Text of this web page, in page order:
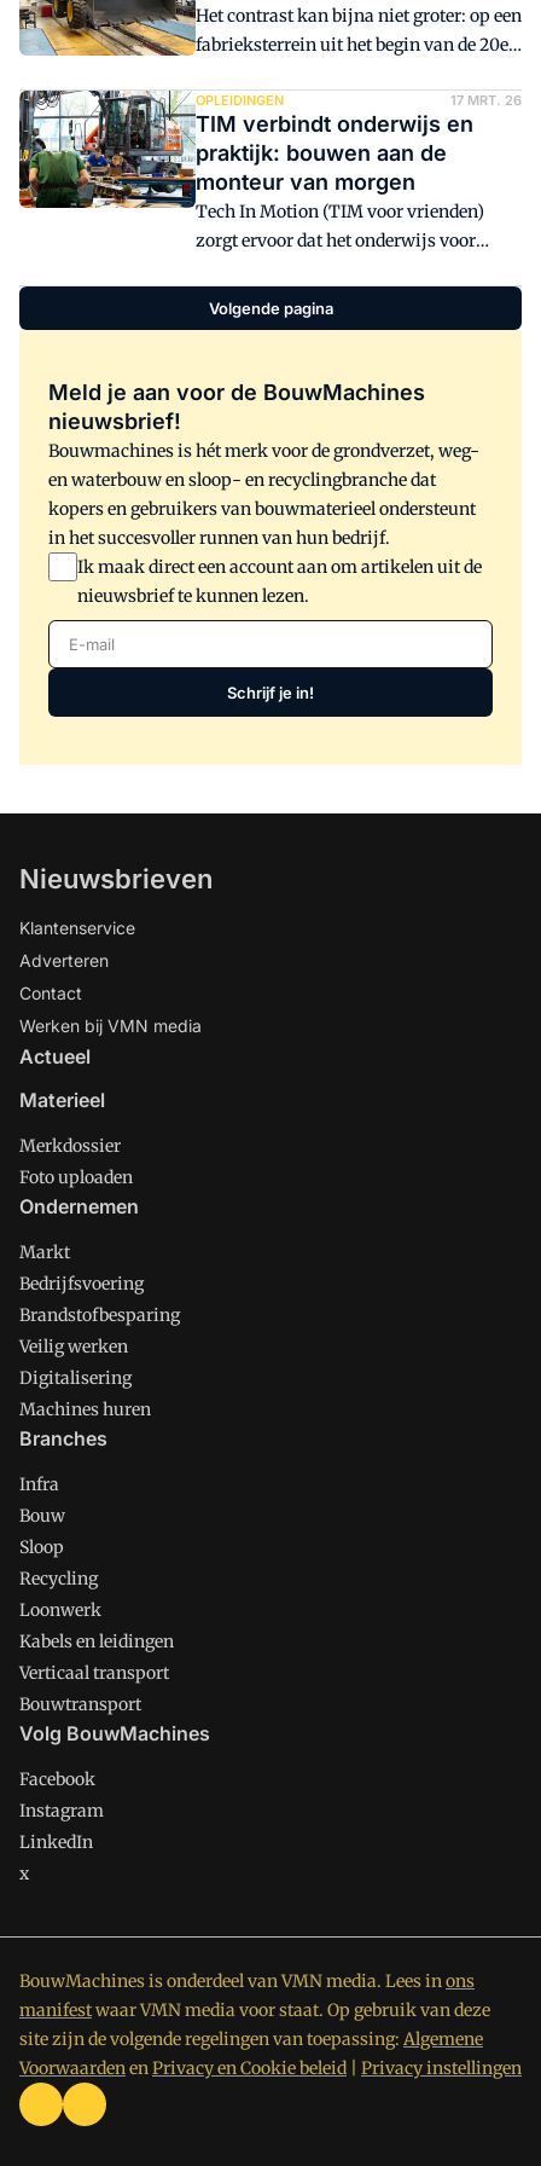
antwoord te hebben gevonden. Het
bedrijf ontwikkelde een eigen motor die
direct kan voeden. Het geheim? Een
optimale configuratie van de
bouwblokken in combinatie met een
eigen brandstof op basis van
biomethanol: BS19.
Het contrast kan bijna niet groter: op een
fabrieksterrein uit het begin van de 20e
digitalisering de bouwplaats in de
toekomst efficiënter gaat maken.
Terwijl de data stroomt, worden op
hetzelfde terrein bouwmachines in
elkaar gezet in fabriekshallen van meer
dan een eeuw oud. BouwMachines ging
Hannover.
OPLEIDINGEN 17 MRT. 26
TIM verbindt onderwijs en
praktijk: bouwen aan de
monteur van morgen
Tech In Motion (TIM voor vrienden)
zorgt ervoor dat het onderwijs voor
naadloos aansluit op de praktijk. Het
netwerk- en kenniscentrum werkt
brancheverenigingen, het bedrijfsleven
Daarnaast zet TIM zich in om jongeren
te interesseren voor het vak. Maar hoe
pak je dat aan? En hoe blijf je bij in een
branche die razendsnel verandert?
Volgende pagina
Meld je aan voor de BouwMachines
nieuwsbrief!
Bouwmachines is hét merk voor de grondverzet, weg-
en waterbouw en sloop- en recyclingbranche dat
kopers en gebruikers van bouwmaterieel ondersteunt
in het succesvoller runnen van hun bedrijf.
Ik maak direct een account aan om artikelen uit de
nieuwsbrief te kunnen lezen.
E-mail
Schrijf je in!
Nieuwsbrieven
Klantenservice
Adverteren
Contact
Werken bij VMN media
Actueel
Materieel
Merkdossier
Foto uploaden
Ondernemen
Markt
Bedrijfsvoering
Brandstofbesparing
Veilig werken
Digitalisering
Machines huren
Branches
Infra
Bouw
Sloop
Recycling
Loonwerk
Kabels en leidingen
Verticaal transport
Bouwtransport
Volg BouwMachines
Facebook
Instagram
LinkedIn
x
BouwMachines is onderdeel van VMN media. Lees inons
manifestwaar VMN media voor staat. Op gebruik van deze
site zijn de volgende regelingen van toepassing: Algemene
VoorwaardenenPrivacy en Cookie beleid Privacy instellingen